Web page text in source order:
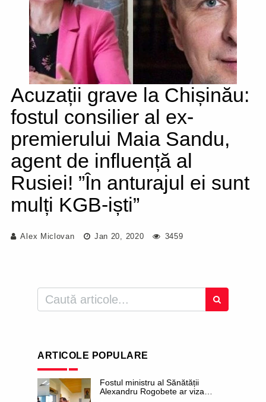
Acuzații grave la Chișinău:
fostul consilier al ex-
premierului Maia Sandu,
agent de influență al
Rusiei! ”În anturajul ei sunt
mulți KGB-iști”
Alex Miclovan Jan 20, 2020 3459
ARTICOLE POPULARE
Fostul ministru al Sănătății
Alexandru Rogobete ar viza